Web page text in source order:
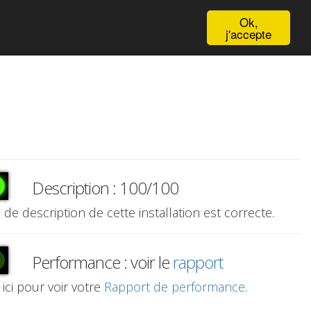
Ok,
j'accepte
Description : 100/100
de description de cette installation est correcte.
Performance : voir lerapport
ici pour voir votre Rapport de performance.